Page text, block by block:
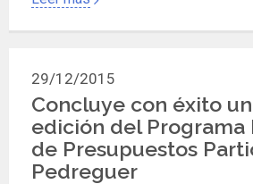
29/12/2015
Concluye con éxito
edición del Programa
de Presupuestos
Pedreguer